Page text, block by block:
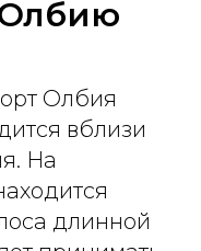
Олбия
вблизи
На
длинной